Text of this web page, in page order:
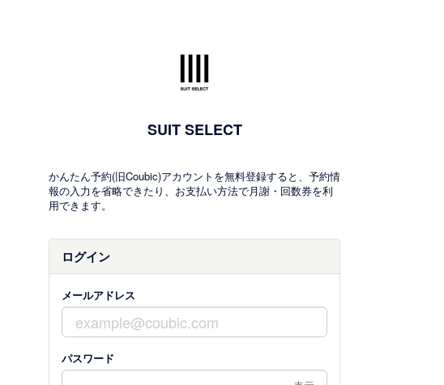
SUIT SELECT
かんたん予約(旧Coubic)アカウントを無料登録すると、予約情
報の入力を省略できたり、お支払い方法で月謝・回数券を利
用できます。
ログイン
メールアドレス
パスワード